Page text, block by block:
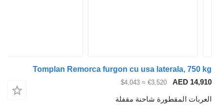
Tomplan Remorca furgon cu usa laterala, 750 kg
AED 14,910
€3,520
≈ $4,043
العربات المقطورة شاحنة مقفلة